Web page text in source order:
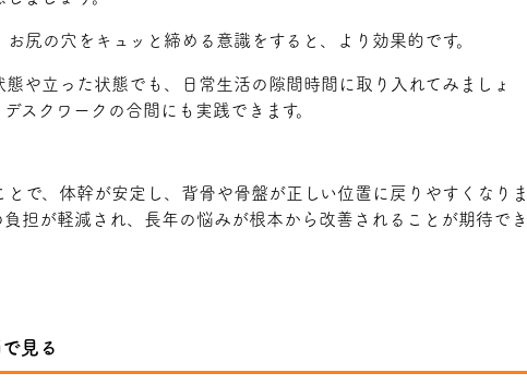
お尻の穴をキュッと締める意識をすると、より効果的です。
態や立った状態でも、日常生活の隙間時間に取り入れてみましょ
スクワークの合間にも実践できます。
とで、体幹が安定し、背骨や骨盤が正しい位置に戻りやすくなりま
担が軽減され、長年の悩みが根本から改善されることが期待でき
見る